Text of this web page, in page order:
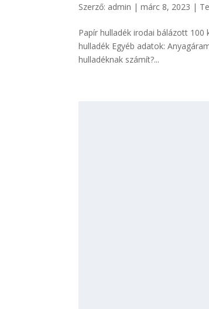
Szerző: admin |márc 8, 2023 |
Papír hulladék irodai bálázott
hulladék Egyéb adatok:
hulladéknak számít?...